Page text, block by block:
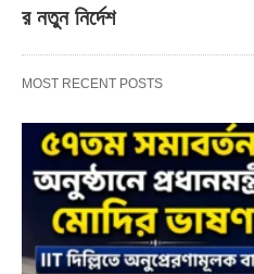
র নতুন নির্দেশ
MOST RECENT POSTS